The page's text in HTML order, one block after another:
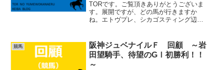
TORです。ご覧頂きありがとうございま
す。展開ですが、どの馬が行きますか
ね。エトヴプレ、シカゴスティング辺り
は先行、コラソンビート、バウンシース
テップは中団から競馬をし...
競馬
阪神ジュベナイルＦ 回顧 ～岩
田望騎手、待望のGⅠ初勝利！！
～